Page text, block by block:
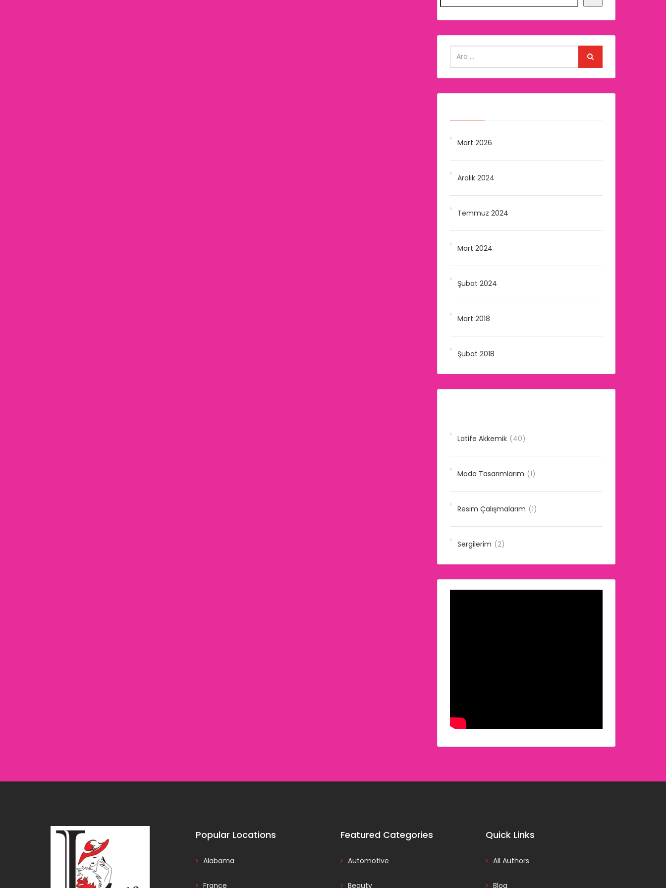
Mart 2026
Aralık 2024
Temmuz 2024
Mart 2024
Şubat 2024
Mart 2018
Şubat 2018
Latife Akkemik (40)
Moda Tasarımlarım (1)
Resim Çalışmalarım (1)
Sergilerim (2)
Popular Locations
Alabama
France
Featured Categories
Automotive
Beauty
Quick Links
All Authors
Blog